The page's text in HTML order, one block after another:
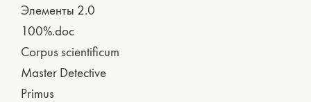
Элементы 2.0
100%.doc
Corpus scientificum
Master Detective
Primus